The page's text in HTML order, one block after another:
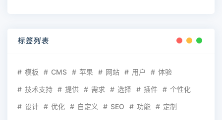
标签列表
模板 CMS 苹果 网站 用户 体验
技术支持 提供 需求 选择 插件 个性化
设计 优化 自定义 SEO 功能 定制